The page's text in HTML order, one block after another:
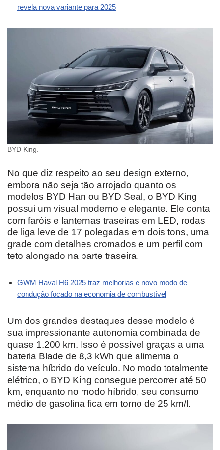
revela nova variante para 2025
BYD King.
No que diz respeito ao seu design externo,
embora não seja tão arrojado quanto os
modelos BYD Han ou BYD Seal, o BYD King
possui um visual moderno e elegante. Ele conta
com faróis e lanternas traseiras em LED, rodas
de liga leve de 17 polegadas em dois tons, uma
grade com detalhes cromados e um perfil com
teto alongado na parte traseira.
GWM Haval H6 2025 traz melhorias e novo modo de
condução focado na economia de combustível
Um dos grandes destaques desse modelo é
sua impressionante autonomia combinada de
quase 1.200 km. Isso é possível graças a uma
bateria Blade de 8,3 kWh que alimenta o
sistema híbrido do veículo. No modo totalmente
elétrico, o BYD King consegue percorrer até 50
km, enquanto no modo híbrido, seu consumo
médio de gasolina fica em torno de 25 km/l.